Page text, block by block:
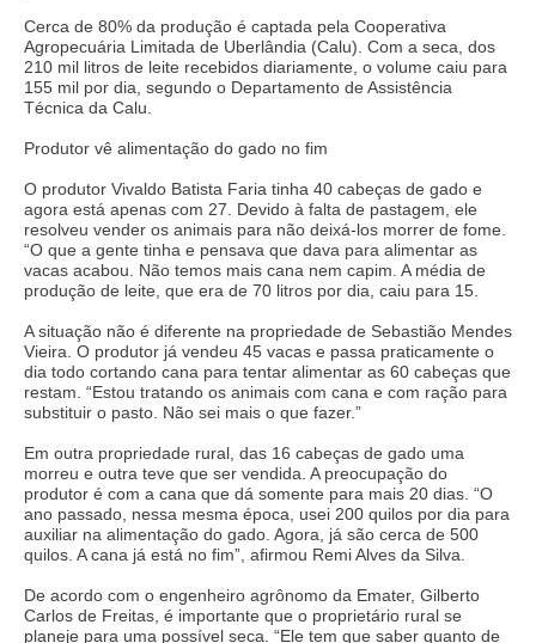
Cerca de 80% da produção é captada pela Cooperativa
Agropecuária Limitada de Uberlândia (Calu). Com a seca, dos
210 mil litros de leite recebidos diariamente, o volume caiu para
155 mil por dia, segundo o Departamento de Assistência
Técnica da Calu.
Produtor vê alimentação do gado no fim
O produtor Vivaldo Batista Faria tinha 40 cabeças de gado e
agora está apenas com 27. Devido à falta de pastagem, ele
resolveu vender os animais para não deixá-los morrer de fome.
“O que a gente tinha e pensava que dava para alimentar as
vacas acabou. Não temos mais cana nem capim. A média de
produção de leite, que era de 70 litros por dia, caiu para 15.
A situação não é diferente na propriedade de Sebastião Mendes
Vieira. O produtor já vendeu 45 vacas e passa praticamente o
dia todo cortando cana para tentar alimentar as 60 cabeças que
restam. “Estou tratando os animais com cana e com ração para
substituir o pasto. Não sei mais o que fazer.”
Em outra propriedade rural, das 16 cabeças de gado uma
morreu e outra teve que ser vendida. A preocupação do
produtor é com a cana que dá somente para mais 20 dias. “O
ano passado, nessa mesma época, usei 200 quilos por dia para
auxiliar na alimentação do gado. Agora, já são cerca de 500
quilos. A cana já está no fim”, afirmou Remi Alves da Silva.
De acordo com o engenheiro agrônomo da Emater, Gilberto
Carlos de Freitas, é importante que o proprietário rural se
planeje para uma possível seca. “Ele tem que saber quanto de